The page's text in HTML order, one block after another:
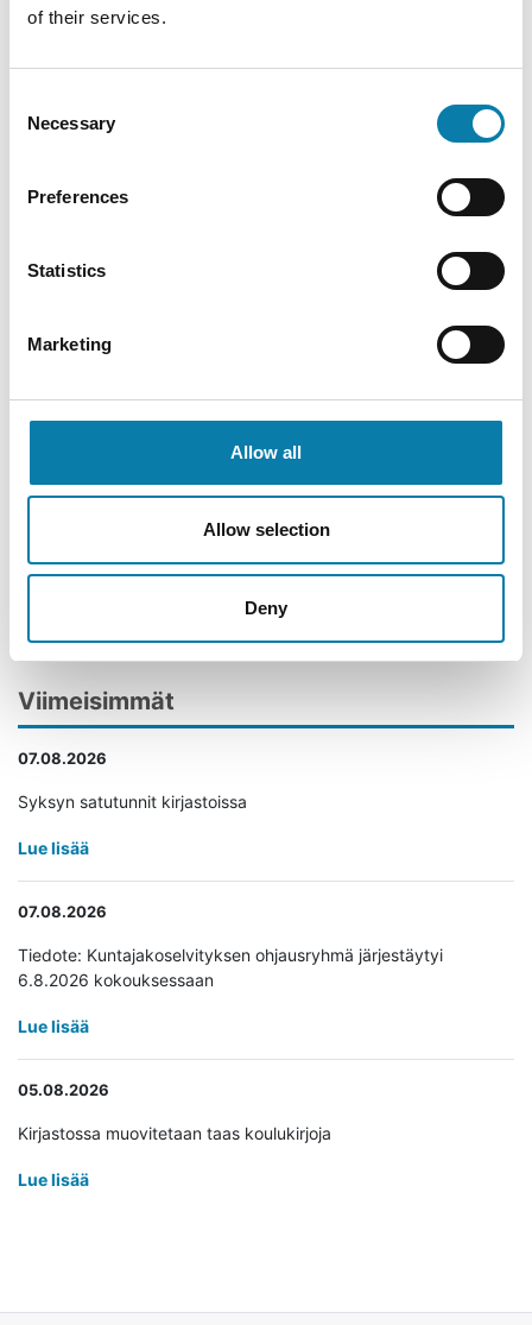
of their services.
Selection
Necessary
Preferences
Statistics
Marketing
Allow all
Allow selection
Deny
Viimeisimmät
07.08.2026
Syksyn satutunnit kirjastoissa
Lue lisää
07.08.2026
Tiedote: Kuntajakoselvityksen ohjausryhmä järjestäytyi
6.8.2026 kokouksessaan
Lue lisää
05.08.2026
Kirjastossa muovitetaan taas koulukirjoja
Lue lisää